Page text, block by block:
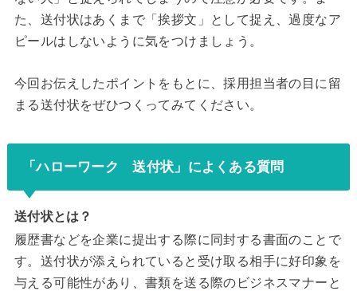
た、送付状はあくまで「挨拶文」として捉え、過度なア
ピールはしないように気をつけましょう。
今回お伝えしたポイントをもとに、採用担当者の目に留
まる送付状をぜひつくってみてください。
「ハローワーク 送付状」によくある質問
送付状とは？
履歴書などを企業に提出する際に同封する書面のことで
す。送付状が添えられていると受け取る相手に好印象を
与える可能性があり、書類を送る際のビジネスマナーと